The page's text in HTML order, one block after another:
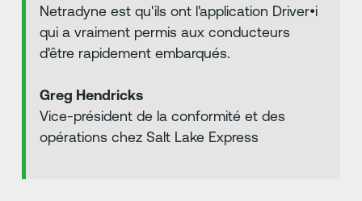
Netradyne est qu'ils ont l'application Driver•i
qui a vraiment permis aux conducteurs
d'être rapidement embarqués.
Greg Hendricks
Vice-président de la conformité et des
opérations chez Salt Lake Express